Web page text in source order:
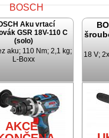
AKCE
Aku vrtací
GSR 18V-110 C
(solo)
aku; 110 Nm; 2,1 kg;
L-Boxx
AKCE
18 V;